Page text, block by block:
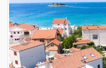
Previous